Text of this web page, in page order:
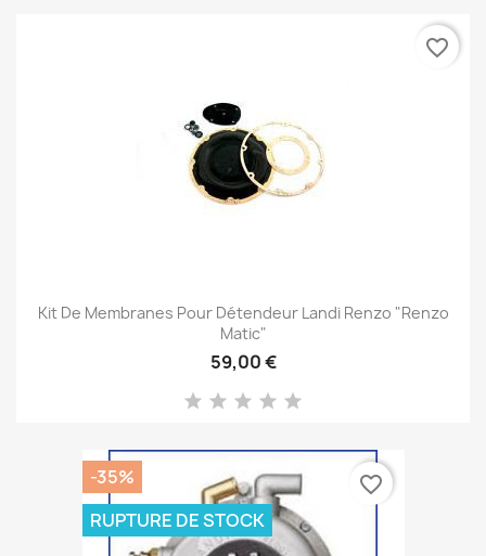
Kit De Membranes Pour Détendeur Landi Renzo "Renzo
Matic"
59,00 €
favorite_border
-35%
RUPTURE DE STOCK
favorite_border